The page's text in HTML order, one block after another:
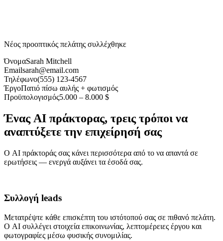
Νέος προοπτικός πελάτης συλλέχθηκε
ΌνομαSarah Mitchell
Emailsarah@email.com
Τηλέφωνο(555) 123-4567
ΈργοΠατιό πίσω αυλής + φωτισμός
Προϋπολογισμός5.000 – 8.000 $
Ένας AI πράκτορας, τρεις τρόποι να
αναπτύξετε την επιχείρησή σας
Ο AI πράκτοράς σας κάνει περισσότερα από το να απαντά σε
ερωτήσεις — ενεργά αυξάνει τα έσοδά σας.
Συλλογή leads
Μετατρέψτε κάθε επισκέπτη του ιστότοπού σας σε πιθανό πελάτη.
Ο AI συλλέγει στοιχεία επικοινωνίας, λεπτομέρειες έργου και
φωτογραφίες μέσω φυσικής συνομιλίας.